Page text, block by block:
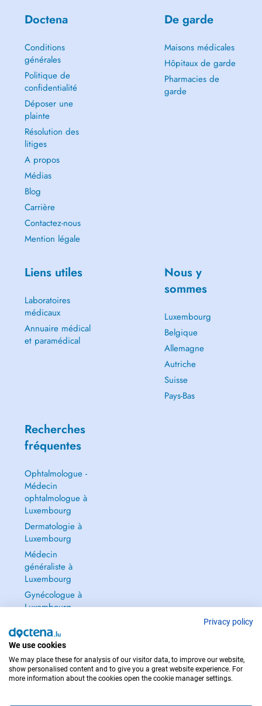
Doctena
Conditions
générales
Politique de
confidentialité
Déposer une
plainte
Résolution des
litiges
A propos
Médias
Blog
Carrière
Contactez-nous
Mention légale
De garde
Maisons médicales
Hôpitaux de garde
Pharmacies de
garde
Liens utiles
Laboratoires
médicaux
Annuaire médical
et paramédical
Nous y
sommes
Luxembourg
Belgique
Allemagne
Autriche
Suisse
Pays-Bas
Recherches
fréquentes
Ophtalmologue -
Médecin
ophtalmologue à
Luxembourg
Dermatologie à
Luxembourg
Médecin
généraliste à
Luxembourg
Gynécologue à
Luxembourg
POUR LES URGENCES, CONSULTEZ : 112
Privacy policy
We use cookies
We may place these for analysis of our visitor data, to improve our website,
show personalised content and to give you a great website experience. For
more information about the cookies open the cookie manager settings.